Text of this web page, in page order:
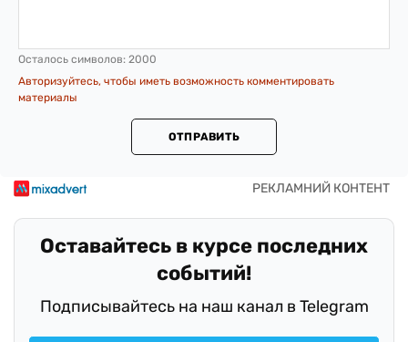
Осталось символов: 2000
Авторизуйтесь, чтобы иметь возможность комментировать
материалы
ОТПРАВИТЬ
Оставайтесь в курсе последних
событий!
Подписывайтесь на наш канал в Telegram